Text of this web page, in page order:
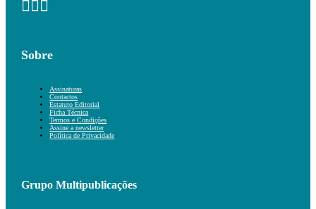
Sobre
Assinaturas
Contactos
Estatuto Editorial
Ficha Técnica
Termos e Condições
Assine a newsletter
Política de Privacidade
Grupo Multipublicações